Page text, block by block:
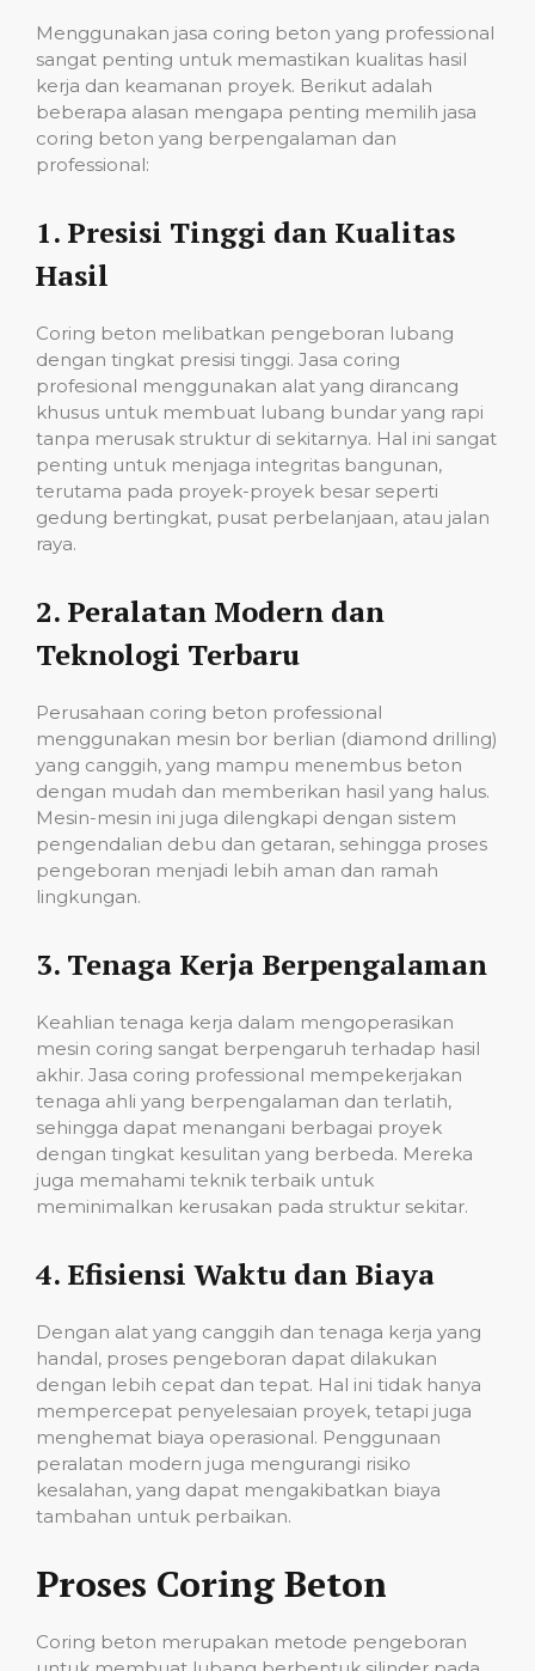
Menggunakan jasa coring beton yang professional
sangat penting untuk memastikan kualitas hasil
kerja dan keamanan proyek. Berikut adalah
beberapa alasan mengapa penting memilih jasa
coring beton yang berpengalaman dan
professional:
1. Presisi Tinggi dan Kualitas
Hasil
Coring beton melibatkan pengeboran lubang
dengan tingkat presisi tinggi. Jasa coring
profesional menggunakan alat yang dirancang
khusus untuk membuat lubang bundar yang rapi
tanpa merusak struktur di sekitarnya. Hal ini sangat
penting untuk menjaga integritas bangunan,
terutama pada proyek-proyek besar seperti
gedung bertingkat, pusat perbelanjaan, atau jalan
raya.
2. Peralatan Modern dan
Teknologi Terbaru
Perusahaan coring beton professional
menggunakan mesin bor berlian (diamond drilling)
yang canggih, yang mampu menembus beton
dengan mudah dan memberikan hasil yang halus.
Mesin-mesin ini juga dilengkapi dengan sistem
pengendalian debu dan getaran, sehingga proses
pengeboran menjadi lebih aman dan ramah
lingkungan.
3. Tenaga Kerja Berpengalaman
Keahlian tenaga kerja dalam mengoperasikan
mesin coring sangat berpengaruh terhadap hasil
akhir. Jasa coring professional mempekerjakan
tenaga ahli yang berpengalaman dan terlatih,
sehingga dapat menangani berbagai proyek
dengan tingkat kesulitan yang berbeda. Mereka
juga memahami teknik terbaik untuk
meminimalkan kerusakan pada struktur sekitar.
4. Efisiensi Waktu dan Biaya
Dengan alat yang canggih dan tenaga kerja yang
handal, proses pengeboran dapat dilakukan
dengan lebih cepat dan tepat. Hal ini tidak hanya
mempercepat penyelesaian proyek, tetapi juga
menghemat biaya operasional. Penggunaan
peralatan modern juga mengurangi risiko
kesalahan, yang dapat mengakibatkan biaya
tambahan untuk perbaikan.
Proses Coring Beton
Coring beton merupakan metode pengeboran